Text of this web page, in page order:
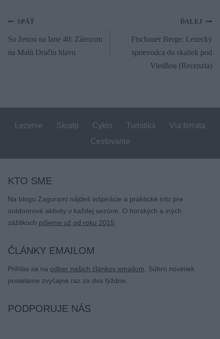
Navigácia
SPÄŤ
So ženou na lane 40: Zárezom
na Malú Dračiu hlavu
ĎALEJ
Fischauer Berge: Lezecký
sprievodca do skaliek pod
Viedňou (Recenzia)
Lezenie Skialp Cyklo Turistika
Via ferrata
Cestovanie
KTO SME
Na blogu Zagurami nájdeš inšpirácie a praktické info pre
outdoorové aktivity v každej sezóne. O horských a iných
zážitkoch píšeme už od roku 2015
ČLÁNKY EMAILOM
Prihlás sa na odber našich článkov emailom . Súhrn noviniek
posielame zvyčajne raz za dva týždne.
PODPORUJE NÁS